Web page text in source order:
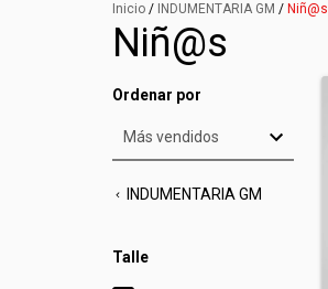
Inicio / INDUMENTARIA GM / Niñ@s
Niñ@s
Ordenar por
INDUMENTARIA GM
Talle